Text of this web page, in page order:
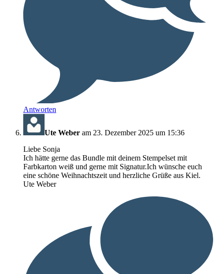
Antworten
Ute Weber am 23. Dezember 2025 um 15:36
Liebe Sonja
Ich hätte gerne das Bundle mit deinem Stempelset mit
Farbkarton weiß und gerne mit Signatur.Ich wünsche euch
eine schöne Weihnachtszeit und herzliche Grüße aus Kiel.
Ute Weber